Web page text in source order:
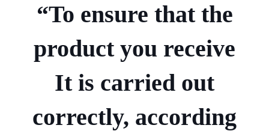
“To ensure that the
product you receive
It is carried out
correctly, according